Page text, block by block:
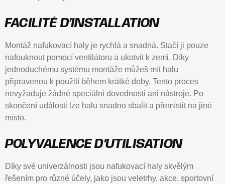
FACILITÉ D’INSTALLATION
Montáž nafukovací haly je rychlá a snadná. Stačí ji pouze
nafouknout pomocí ventilátoru a ukotvit k zemi. Díky
jednoduchému systému montáže můžeš mít halu
připravenou k použití během krátké doby. Tento proces
nevyžaduje žádné speciální dovednosti ani nástroje. Po
skončení události lze halu snadno sbalit a přemístit na jiné
místo.
POLYVALENCE D’UTILISATION
Díky své univerzálnosti jsou nafukovací haly skvělým
řešením pro různé účely, jako jsou veletrhy, akce, sportovní